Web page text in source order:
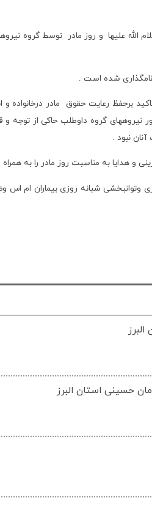
علیها و روز مادر توسط گروه
نامگذاری شده است .
رعایت حقوق مادر درخانواده و
نیروههای گروه داوطلب حاکی از توجه
نبود .
و هدایا به مناسبت روز مادر را به
وتوانبخشی شبانه روزی بیماران ام
حسینی استان البرز